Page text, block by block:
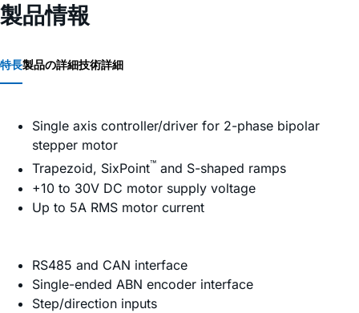
製品情報
特長製品の詳細技術詳細
Single axis controller/driver for 2-phase bipolar
stepper motor
Trapezoid, SixPoint™ and S-shaped ramps
+10 to 30V DC motor supply voltage
Up to 5A RMS motor current
RS485 and CAN interface
Single-ended ABN encoder interface
Step/direction inputs